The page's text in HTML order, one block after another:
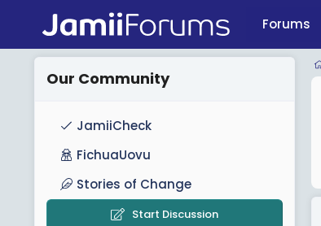
Forums
PostGE2025
Our Community
JamiiCheck
FichuaUovu
Stories of Change
Start Discussion